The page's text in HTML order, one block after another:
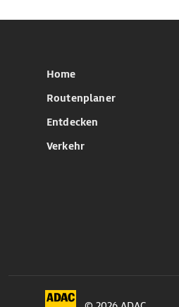
Home
Routenplaner
Entdecken
Verkehr